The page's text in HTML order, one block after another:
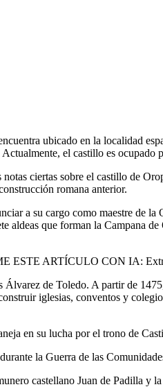
ubicado en la localidad
el castillo es ocupado
ciertas sobre el castillo de
romana anterior.
a su cargo como maestre de
que forman la Campana
ESTE ARTÍCULO CON IA:
de Toledo. A partir de
iglesias, conventos y
en su lucha por el trono de
la Guerra de las
castellano Juan de Padilla y la